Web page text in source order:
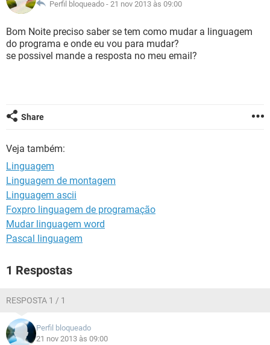
GUIA DE COMPRAS
OUTLOOK EXCEL
INSTAGRAM
GUIA DE COMPRAS
CELULAR
OUTLOOK EXCEL
INSTAGRAM GMAIL
GLOSSÁRIO
JOGOS
CELULAR FACEBOOK
GUIA DE COMPRAS
Perfil bloqueado - 21 nov 2013 às 09:00
Bom Noite preciso saber se tem como mudar a linguagem
do programa e onde eu vou para mudar?
se possivel mande a resposta no meu email?
Share
Veja também:
Linguagem
Linguagem de montagem
Linguagem ascii
Foxpro linguagem de programação
Mudar linguagem word
Pascal linguagem
1 Respostas
RESPOSTA 1 / 1
Perfil bloqueado
21 nov 2013 às 09:00